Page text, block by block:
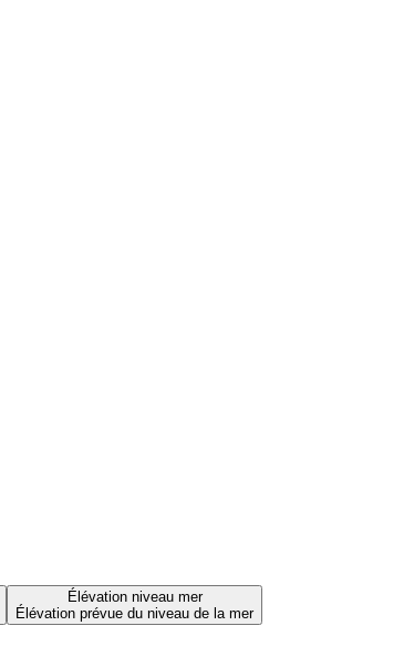
Élévation niveau mer
Élévation prévue du niveau de la mer